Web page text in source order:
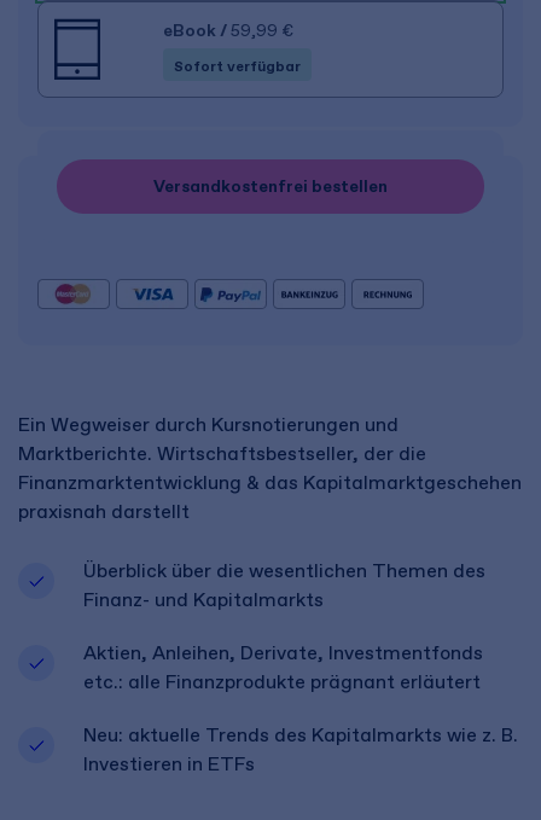
Ein Wegweiser durch Kursnotierungen und
Marktberichte. Wirtschaftsbestseller, der die
Finanzmarktentwicklung & das Kapitalmarktgeschehen
praxisnah darstellt
Überblick über die wesentlichen Themen des
Finanz- und Kapitalmarkts​
Aktien, Anleihen, Derivate, Investmentfonds
etc.: alle Finanzprodukte prägnant erläutert​
Neu: aktuelle Trends des Kapitalmarkts wie z. B.
Investieren in ETFs​
eBook / 59,99 €
Sofort verfügbar
Versandkostenfrei bestellen